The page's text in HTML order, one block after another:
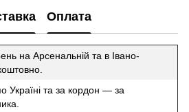
Оплата
на Арсенальній та в Івано-
та за кордон — за